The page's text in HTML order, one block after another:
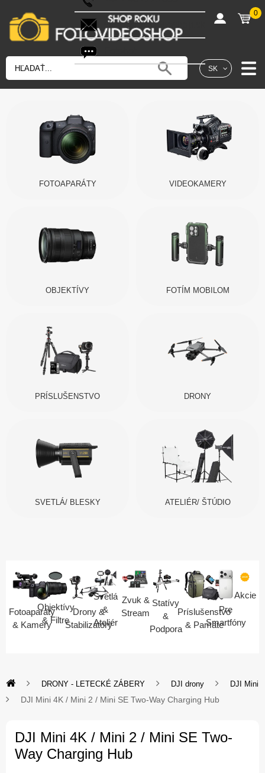
SK
shop@fotovideoshop.sk
0
FOTOAPARÁTY VIDEOKAMERY
OBJEKTÍVY FOTÍM MOBILOM
PRÍSLUŠENSTVO DRONY
SVETLÁ/ BLESKY ATELIÉR/ ŠTÚDIO
Fotoaparáty
& Kamery
Objektívy
& Filtre
Drony &
Stabilizátory
Svetlá
&
Ateliér
Zvuk &
Stream
Statívy
&
Podpora
Príslušenstvo
& Pamäte
Pre
Smartfóny
Akcie
DRONY - LETECKÉ ZÁBERY DJI drony DJI Mini
DJI Mini 4K / Mini 2 / Mini SE Two-Way Charging Hub
DJI Mini 4K / Mini 2 / Mini SE Two-
Way Charging Hub